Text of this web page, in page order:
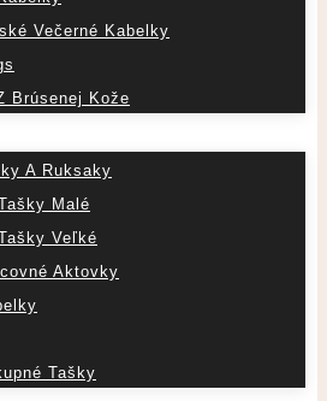
Večerné Kabelky
Brúsenej Kože
A Ruksaky
Malé
Veľké
Aktovky
Tašky